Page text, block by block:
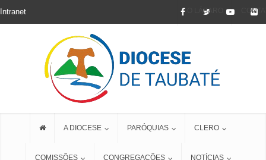
O LÁBARO
Intranet
A DIOCESE PARÓQUIAS CLERO
COMISSÕES CONGREGAÇÕES NOTÍCIAS